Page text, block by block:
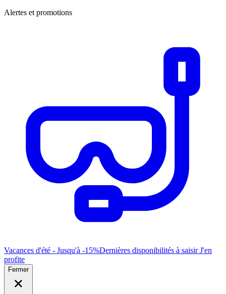
Alertes et promotions
Vacances d'été - Jusqu'à -15%Dernières disponibilités à saisirJ'en
profite
Fermer